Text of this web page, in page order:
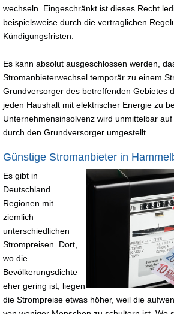
wechseln. Eingeschränkt ist dieses Recht
beispielsweise durch die vertraglichen
Kündigungsfristen.
Es kann absolut ausgeschlossen werden,
Stromanbieterwechsel temporär zu einem
Grundversorger des betreffenden Gebietes
jeden Haushalt mit elektrischer Energie zu
Unternehmensinsolvenz wird unmittelbar
durch den Grundversorger umgestellt.
Günstige Stromanbieter in
Es gibt in
Deutschland
Regionen mit
ziemlich
unterschiedlichen
Strompreisen. Dort,
wo die
Bevölkerungsdichte
eher gering ist, liegen
die Strompreise etwas höher, weil die